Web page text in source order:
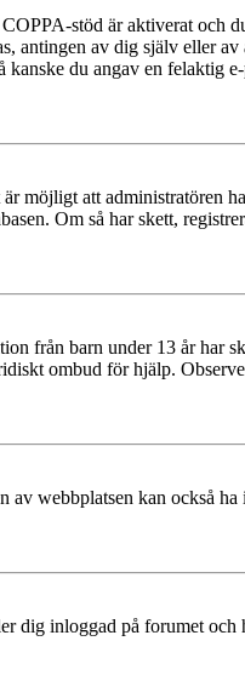
stöd är aktiverat och
antingen av dig själv eller
du angav en felaktig e-
möjligt att administratören
Om så har skett,
från barn under 13 år har
ombud för hjälp.
webbplatsen kan också
dig inloggad på forumet